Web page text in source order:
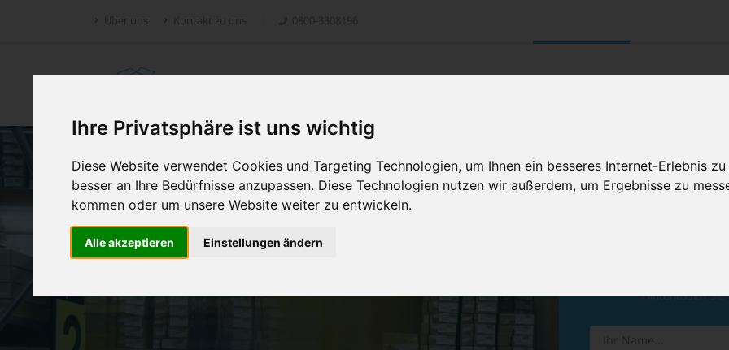
Ihre Privatsphäre ist uns wichtig
Diese Website verwendet Cookies und Targeting Technologien, um Ihnen ein besseres Internet-Erlebnis
besser an Ihre Bedürfnisse anzupassen. Diese Technologien nutzen wir außerdem, um Ergebnisse zu
kommen oder um unsere Website weiter zu entwickeln.
Alle akzeptieren Einstellungen ändern
Retoure.online
Hinterlassen